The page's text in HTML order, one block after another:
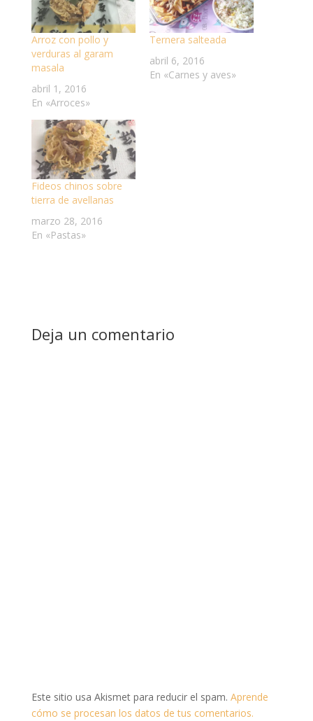
Arroz con pollo y
verduras al garam
masala
abril 1, 2016
En «Arroces»
Ternera salteada
abril 6, 2016
En «Carnes y aves»
Fideos chinos sobre
tierra de avellanas
marzo 28, 2016
En «Pastas»
Deja un comentario
Este sitio usa Akismet para reducir el spam. Aprende
cómo se procesan los datos de tus comentarios.